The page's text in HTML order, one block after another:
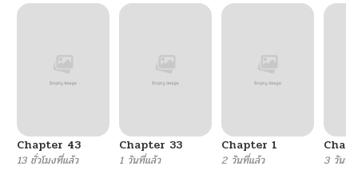
Chapter 43
13 ชั่วโมงที่แล้ว
Chapter 33
1 วันที่แล้ว
Chapter 1
2 วันที่แล้ว 3 วันที่